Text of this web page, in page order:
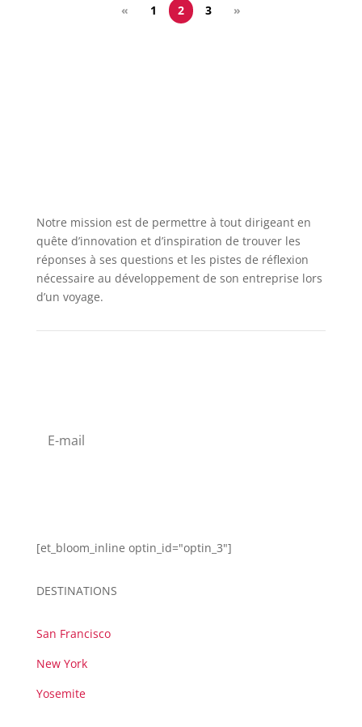
« 1 2 3 »
Notre mission est de permettre à tout dirigeant en
quête d’innovation et d’inspiration de trouver les
réponses à ses questions et les pistes de réflexion
nécessaire au développement de son entreprise lors
d’un voyage.
[et_bloom_inline optin_id="optin_3"]
DESTINATIONS
San Francisco
New York
Yosemite